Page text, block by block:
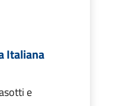
Italiana
e